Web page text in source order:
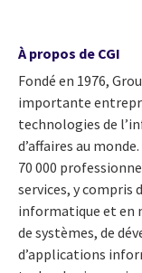
À propos de CGI
Fondé en 1976,
importante
technologies de
d’affaires au
70 000
services, y compris
informatique et en
de systèmes, de
d’applications